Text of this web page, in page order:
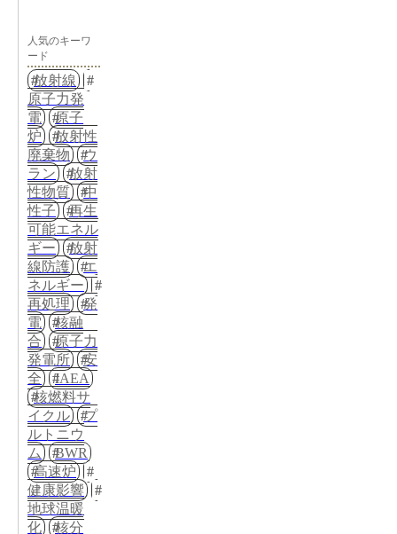
人気のキーワ
ード
放射線
原子力発
電
原子
炉
放射性
廃棄物
ウ
ラン
放射
性物質
中
性子
再生
可能エネル
ギー
放射
線防護
エ
ネルギー
再処理
発
電
核融
合
原子力
発電所
安
全
IAEA
核燃料サ
イクル
プ
ルトニウ
ム
BWR
高速炉
健康影響
地球温暖
化
核分